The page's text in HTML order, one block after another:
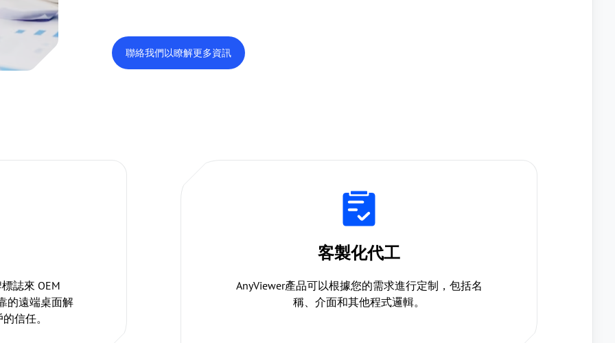
聯絡我們以瞭解更多資訊
誌來 OEM
的遠端桌面解
信任。
客製化代工
AnyViewer產品可以根據您的需求進行定制，包括名
稱、介面和其他程式邏輯。